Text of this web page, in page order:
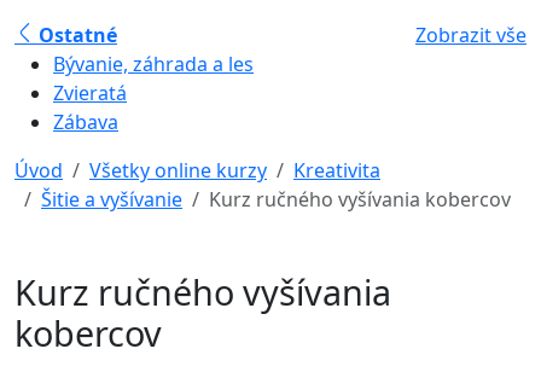
Ostatné
Zobrazit vše
Bývanie, záhrada a les
Zvieratá
Zábava
Úvod
Všetky online kurzy
Kreativita
Šitie a vyšívanie
Kurz ručného vyšívania kobercov
Kurz ručného vyšívania
kobercov